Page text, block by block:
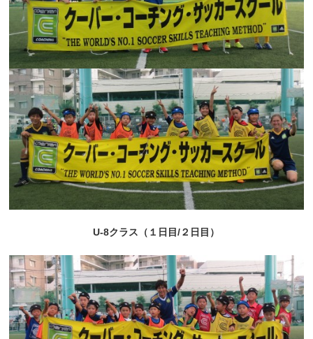
U-8クラス（１日目/２日目）